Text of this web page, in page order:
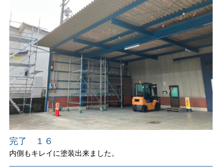
完了 １６
内側もキレイに塗装出来ました。